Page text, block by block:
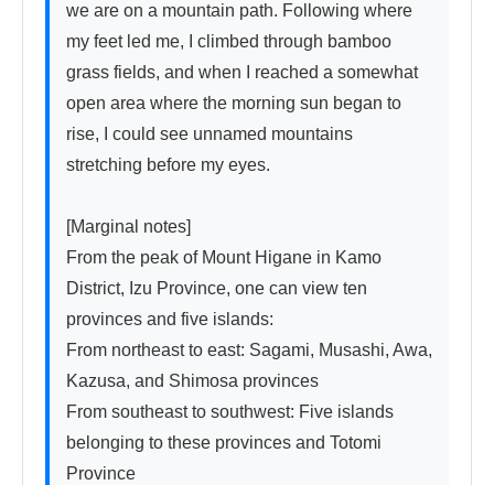
we are on a mountain path. Following where
my feet led me, I climbed through bamboo
grass fields, and when I reached a somewhat
open area where the morning sun began to
rise, I could see unnamed mountains
stretching before my eyes.
[Marginal notes]
From the peak of Mount Higane in Kamo
District, Izu Province, one can view ten
provinces and five islands:
From northeast to east: Sagami, Musashi, Awa,
Kazusa, and Shimosa provinces
From southeast to southwest: Five islands
belonging to these provinces and Totomi
Province